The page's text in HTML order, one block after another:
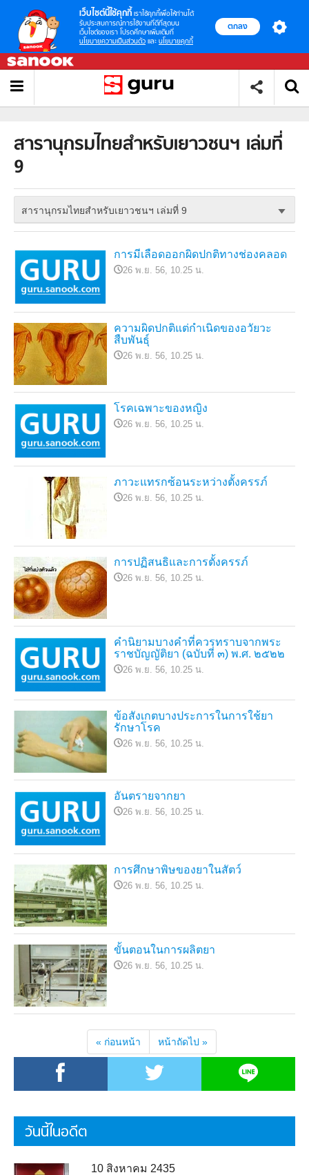
เว็บไซต์นี้ใช้คุกกี้ เราใช้คุกกี้เพื่อให้ท่านได้
รับประสบการณ์การใช้งานที่ดีที่สุดบน
เว็บไซต์ของเรา โปรดศึกษาเพิ่มเติมที่
นโยบายความเป็นส่วนตัว และ นโยบายคุกกี้
ตกลง
สารานุกรมไทยสำหรับเยาวชนฯ เล่มที่
9
สารานุกรมไทยสำหรับเยาวชนฯ เล่มที่ 9
การมีเลือดออกผิดปกติทางช่องคลอด
26 พ.ย. 56, 10.25 น.
ความผิดปกติแต่กำเนิดของอวัยวะ
สืบพันธุ์
26 พ.ย. 56, 10.25 น.
โรคเฉพาะของหญิง
26 พ.ย. 56, 10.25 น.
ภาวะแทรกซ้อนระหว่างตั้งครรภ์
26 พ.ย. 56, 10.25 น.
การปฏิสนธิและการตั้งครรภ์
26 พ.ย. 56, 10.25 น.
คำนิยามบางคำที่ควรทราบจากพระ
ราชบัญญัติยา (ฉบับที่ ๓) พ.ศ. ๒๕๒๒
26 พ.ย. 56, 10.25 น.
ข้อสังเกตบางประการในการใช้ยา
รักษาโรค
26 พ.ย. 56, 10.25 น.
อันตรายจากยา
26 พ.ย. 56, 10.25 น.
การศึกษาพิษของยาในสัตว์
26 พ.ย. 56, 10.25 น.
ขั้นตอนในการผลิตยา
26 พ.ย. 56, 10.25 น.
« ก่อนหน้า หน้าถัดไป »
วันนี้ในอดีต
10 สิงหาคม 2435